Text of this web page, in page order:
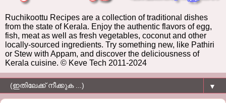
Ruchikoottu Recipes are a collection of traditional dishes
from the state of Kerala. Enjoy the authentic flavors of egg,
fish, meat as well as fresh vegetables, coconut and other
locally-sourced ingredients. Try something new, like Pathiri
or Stew with Appam, and discover the deliciousness of
Kerala cuisine. © Keve Tech 2011-2024
▼